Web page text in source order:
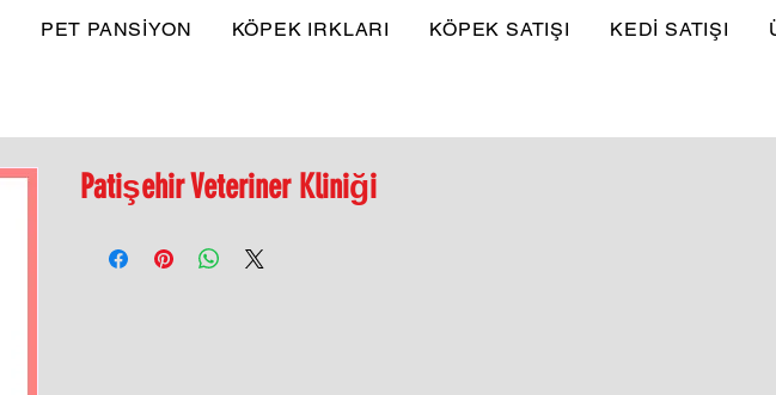
PET PANSİYON KÖPEK IRKLARI KÖPEK SATIŞI KEDİ SATIŞI
Patişehir Veteriner Kliniği